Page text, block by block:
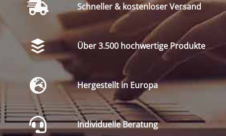
Schneller & kostenloser Versand
Über 3.500 hochwertige Produkte
Hergestellt in Europa
Individuelle Beratung